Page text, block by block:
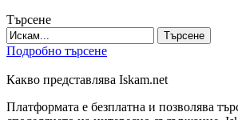
Търсене
Търсене
Подробно търсене
Какво представлява Iskam.net
Платформата е безплатна и позволява